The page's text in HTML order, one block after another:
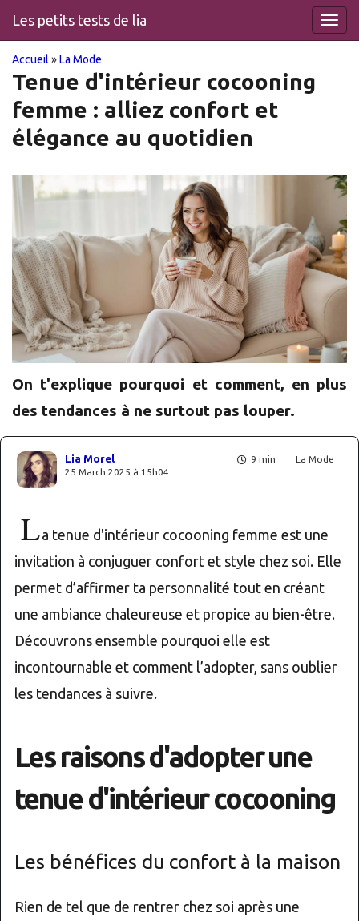
Skip
main
content
Les petits tests de lia
You
are
here
Accueil »La Mode
Tenue d'intérieur cocooning
femme : alliez confort et
élégance au quotidien
On t'explique pourquoi et comment, en plus
des tendances à ne surtout pas louper.
9 min La Mode
Lia Morel
25 March 2025 à 15h04
La tenue d'intérieur cocooning femme est une
invitation à conjuguer confort et style chez soi. Elle
permet d’affirmer ta personnalité tout en créant
une ambiance chaleureuse et propice au bien-être.
Découvrons ensemble pourquoi elle est
incontournable et comment l’adopter, sans oublier
les tendances à suivre.
Les raisons d'adopter une
tenue d'intérieur cocooning
Les bénéfices du confort à la maison
Rien de tel que de rentrer chez soi après une